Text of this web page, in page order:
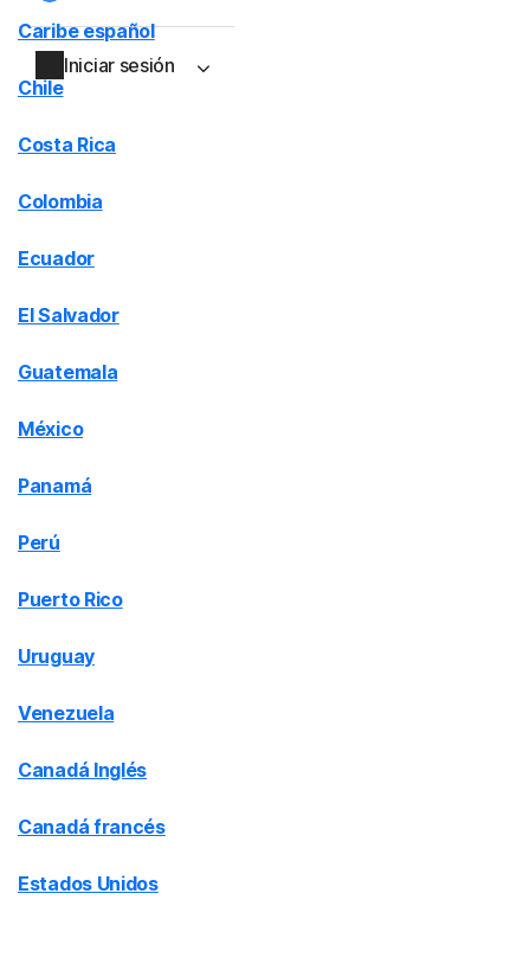
Iniciar sesión
Caribe español
Chile
Costa Rica
Colombia
Ecuador
El Salvador
Guatemala
México
Panamá
Perú
Puerto Rico
Uruguay
Venezuela
Canadá Inglés
Canadá francés
Estados Unidos